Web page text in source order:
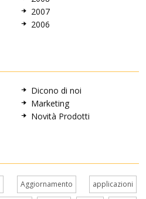
2007
2006
Dicono di noi
Marketing
Novità Prodotti
Aggiornamento applicazioni